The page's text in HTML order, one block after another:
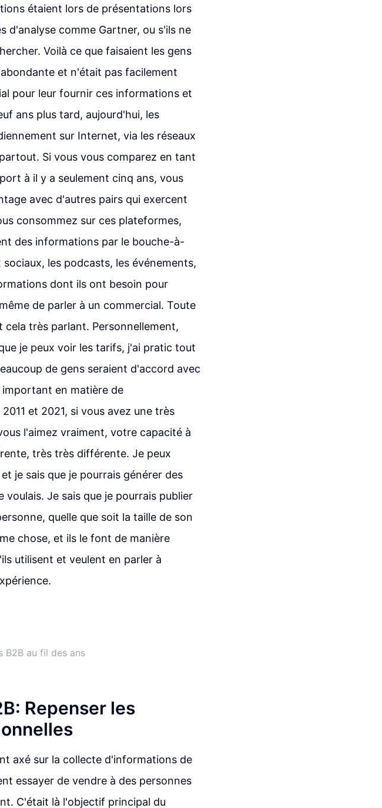
étaient lors de présentations lors
d'analyse comme Gartner, ou s'ils ne
Voilà ce que faisaient les gens
et n'était pas facilement
pour leur fournir ces informations et
ans plus tard, aujourd'hui, les
sur Internet, via les réseaux
Si vous vous comparez en tant
à il y a seulement cinq ans, vous
avec d'autres pairs qui exercent
consommez sur ces plateformes,
des informations par le bouche-à-
les podcasts, les événements,
dont ils ont besoin pour
de parler à un commercial. Toute
très parlant. Personnellement,
je peux voir les tarifs, j'ai pratic tout
de gens seraient d'accord avec
en matière de
et 2021, si vous avez une très
l'aimez vraiment, votre capacité à
très très différente. Je peux
je sais que je pourrais générer des
Je sais que je pourrais publier
quelle que soit la taille de son
chose, et ils le font de manière
utilisent et veulent en parler à
B2B au fil des ans
Repenser les
axé sur la collecte d'informations de
essayer de vendre à des personnes
C'était là l'objectif principal du